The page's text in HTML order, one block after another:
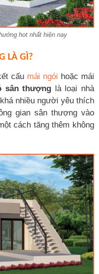
hot nhất hiện nay
LÀ GÌ?
cấu mái ngói hoặc mái
sân thượng là loại nhà
nhiều người yêu thích
gian sân thượng vào
cách tăng thêm không